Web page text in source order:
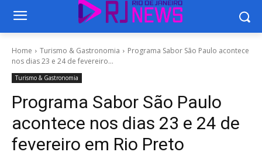
Home Turismo & Gastronomia
Programa Sabor São Paulo acontece
nos dias 23 e 24 de fevereiro...
Turismo & Gastronomia
Programa Sabor São Paulo
acontece nos dias 23 e 24 de
fevereiro em Rio Preto